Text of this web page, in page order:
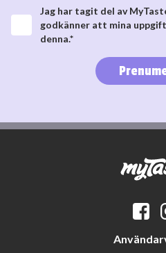
Jag har tagit del av
godkänner att mina
denna.*